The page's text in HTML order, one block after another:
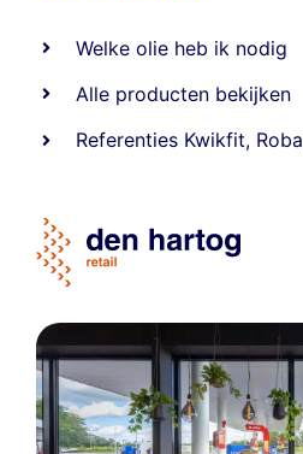
Welke olie heb ik nodig
Alle producten bekijken
Referenties Kwikfit, Roba